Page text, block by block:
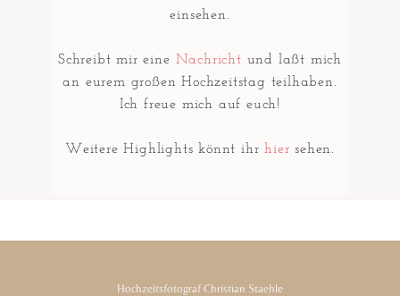
einsehen.
Schreibt mir eine Nachricht und laßt mich
an eurem großen Hochzeitstag teilhaben.
Ich freue mich auf euch!
Weitere Highlights könnt ihrhier sehen.
Hochzeitsfotograf Christian Staehle